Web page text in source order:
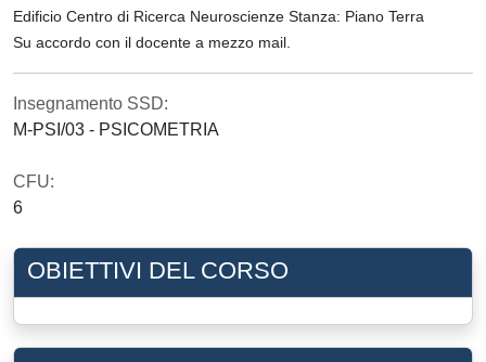
Edificio Centro di Ricerca Neuroscienze Stanza: Piano Terra
Su accordo con il docente a mezzo mail.
Insegnamento SSD:
M-PSI/03 - PSICOMETRIA
CFU:
6
OBIETTIVI DEL CORSO